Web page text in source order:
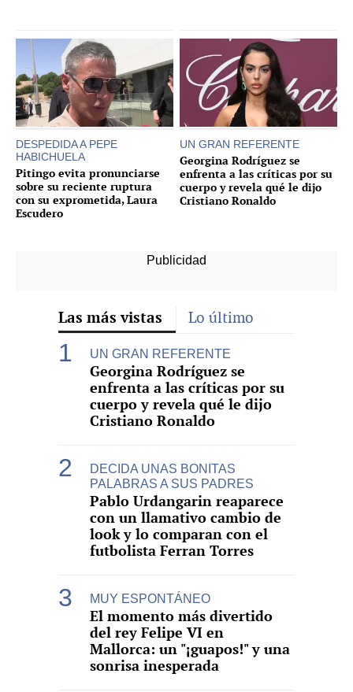
DESPEDIDA A PEPE
HABICHUELA
Pitingo evita pronunciarse
sobre su reciente ruptura
con su exprometida, Laura
Escudero
UN GRAN REFERENTE
Georgina Rodríguez se
enfrenta a las críticas por su
cuerpo y revela qué le dijo
Cristiano Ronaldo
Las más vistas Lo último
UN GRAN REFERENTE
Georgina Rodríguez se
enfrenta a las críticas por su
cuerpo y revela qué le dijo
Cristiano Ronaldo
DECIDA UNAS BONITAS
PALABRAS A SUS PADRES
Pablo Urdangarin reaparece
con un llamativo cambio de
look y lo comparan con el
futbolista Ferran Torres
MUY ESPONTÁNEO
El momento más divertido
del rey Felipe VI en
Mallorca: un "¡guapos!" y una
sonrisa inesperada